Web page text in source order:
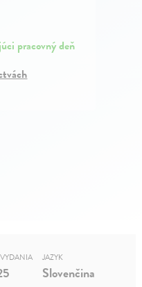
pracovný deň
JAZYK
Slovenčina